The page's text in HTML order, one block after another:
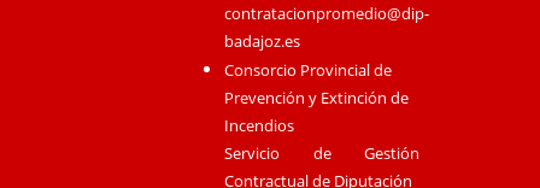
contratacionpromedio@dip-
badajoz.es
Consorcio Provincial de
Prevención y Extinción de
Incendios
Servicio de Gestión
Contractual de Diputación